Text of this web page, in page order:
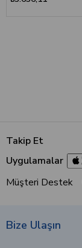
Takip Et
Uygulamalar
Müşteri Destek
Bize Ulaşın